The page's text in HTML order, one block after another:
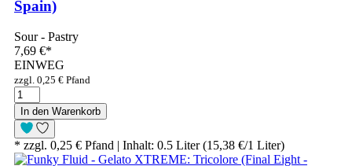
Spain)
Sour - Pastry
7,69 €*
EINWEG
zzgl. 0,25 € Pfand
In den Warenkorb
* zzgl. 0,25 € Pfand | Inhalt: 0.5 Liter (15,38 €/1 Liter)